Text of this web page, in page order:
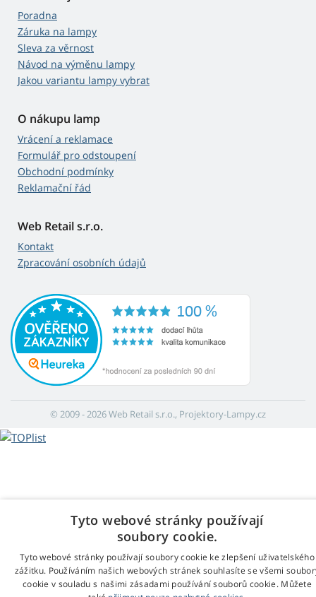
Poradna
Záruka na lampy
Sleva za věrnost
Návod na výměnu lampy
Jakou variantu lampy vybrat
O nákupu lamp
Vrácení a reklamace
Formulář pro odstoupení
Obchodní podmínky
Reklamační řád
Web Retail s.r.o.
Kontakt
Zpracování osobních údajů
© 2009 - 2026 Web Retail s.r.o., Projektory-Lampy.cz
Tyto webové stránky používají
soubory cookie.
Tyto webové stránky používají soubory cookie ke zlepšení uživatelského
zážitku. Používáním našich webových stránek souhlasíte se všemi
cookie v souladu s našimi zásadami používání souborů cookie. Můžete